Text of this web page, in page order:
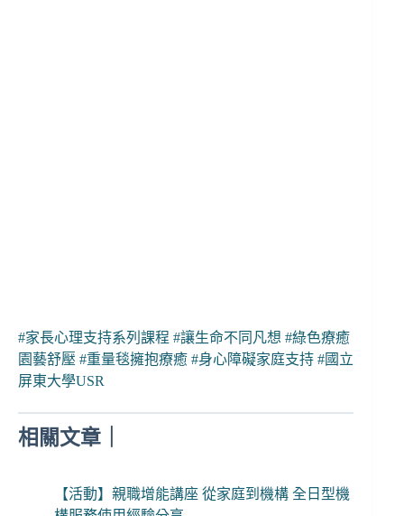
#家長心理支持系列課程 #讓生命不同凡想 #綠色療癒
園藝舒壓 #重量毯擁抱療癒 #身心障礙家庭支持 #國立
屏東大學USR
相關文章｜
【活動】親職增能講座 從家庭到機構 全日型機